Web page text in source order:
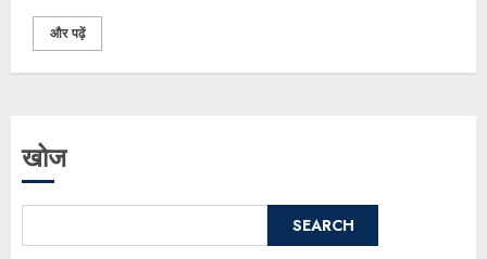
और पढ़ें
खोज
SEARCH